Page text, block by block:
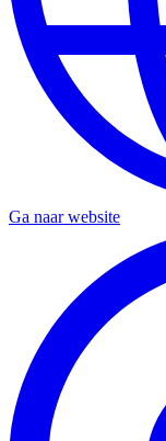
Ga naar website